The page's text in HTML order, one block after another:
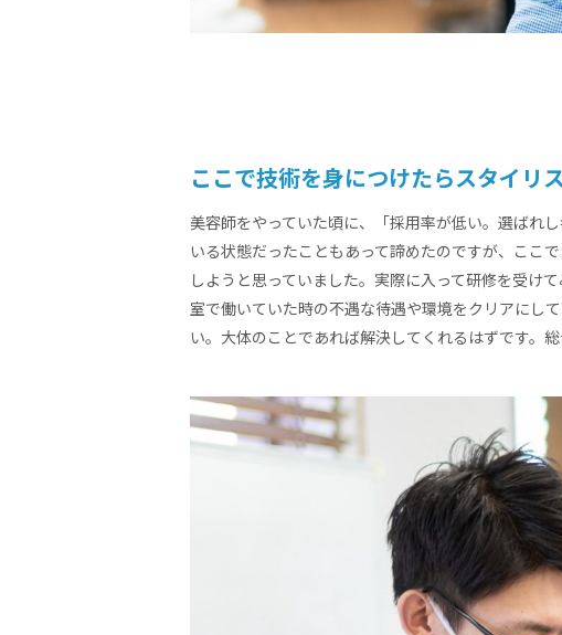
ここで技術を身につけたらスタイリ
美容師をやっていた頃に、「採用率が低い。選ばれ
いる状態だったこともあって諦めたのですが、ここ
しようと思っていました。実際に入って研修を受け
室で働いていた時の不遇な待遇や環境をクリアにし
い。大体のことであれば解決してくれるはずです。